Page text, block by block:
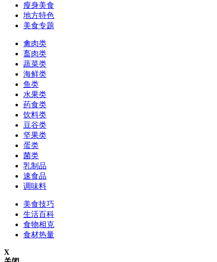
瘦身美食
地方特色
美食专题
禽肉类
畜肉类
蔬菜类
海鲜类
鱼类
水果类
药食类
饮料类
豆谷类
坚果类
蛋类
菌类
乳制品
速食品
调味料
美食技巧
生活百科
食物相克
食材热量
X